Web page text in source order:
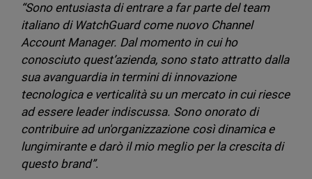
“Sono entusiasta di entrare a far parte del team
italiano di WatchGuard come nuovo Channel
Account Manager. Dal momento in cui ho
conosciuto quest’azienda, sono stato attratto dalla
sua avanguardia in termini di innovazione
tecnologica e verticalità su un mercato in cui riesce
ad essere leader indiscussa. Sono onorato di
contribuire ad un'organizzazione così dinamica e
lungimirante e darò il mio meglio per la crescita di
questo brand”.